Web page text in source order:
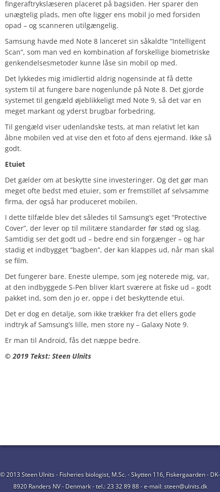
fingeraftrykslæseren placeret på bagsiden. Her sparer den
unægtelig plads, men ofte ligger ens mobil jo med forsiden
opad – og scanneren utilgængelig.
Samsung havde med Note 8 lanceret sin såkaldte “Intelligent
Scan”, som man ved en kombination af forskellige biometriske
genkendelsesmetoder kunne låse sin mobil op med.
Det lykkedes mig imidlertid aldrig nogensinde at få dette
system til at fungere bare nogenlunde på Note 8. Det gjorde
systemet til gengæld øjeblikkeligt med Note 9, så det var en
meget markant og yderst brugbar forbedring.
Til gengæld viser udenlandske tests, at man relativt let kan
åbne mobilen ved at vise den et foto af dens ejermand. Ikke så
godt.
Etuiet
Det gælder om at beskytte sine investeringer. Og det gør man
meget ofte bedst med etuier, som er fremstillet af selvsamme
firma, der også har produceret mobilen.
I dette tilfælde blev det således til Samsung’s eget “Protective
Cover”, der lever op til militære standarder før stød og slag.
Samtidig ser det godt ud – bedre end sin forgænger – og har
stadig et indbygget “bagben”, der kan klappes ud, når man skal
se film.
Det fungerer bare. Eneste ulempe, som jeg noterede mig, var,
at den indbyggede S-Pen bliver klart sværere at fiske ud – godt
pakket ind, som den jo er, oppe i det beskyttende etui.
Det er dog en detalje, som ikke trækker fra det ellers gode
indtryk af Samsung’s lille, men store ny – Galaxy Note 9.
Er man til Android, fås det næppe bedre.
© 2019 Tekst: Steen Ulnits
© 2013 Steen Ulnits - Fisheries biologist, M.Sc. - Skytten 116, Fiskergaarden - DK-
8920 Randers NV - Denmark - tel.: 23 32 89 88 - e-mail: steen@ulnits.dk